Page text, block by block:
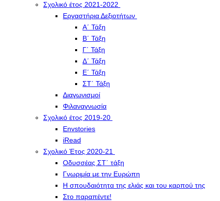
Σχολικό έτος 2021-2022
Εργαστήρια Δεξιοτήτων
Α΄ Τάξη
Β΄ Τάξη
Γ΄ Τάξη
Δ΄ Τάξη
Ε΄ Τάξη
ΣΤ΄ Τάξη
Διαγωνισμοί
Φιλαναγνωσία
Σχολικό έτος 2019-20
Envstories
iRead
Σχολικό Έτος 2020-21
Οδυσσέας ΣΤ΄ τάξη
Γνωριμία με την Ευρώπη
Η σπουδαιότητα της ελιάς και του καρπού της
Στο παραπέντε!